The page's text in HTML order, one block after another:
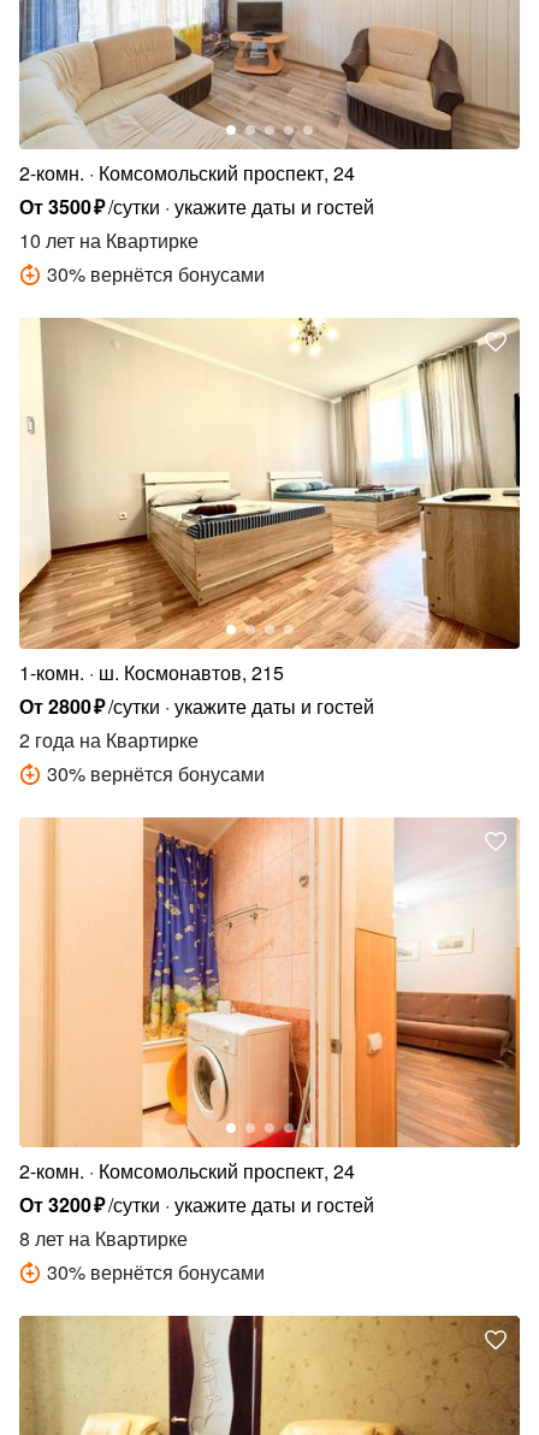
2-комн.
Комсомольский проспект, 24
От3500₽/сутки укажите даты и гостей
10 лет на Квартирке
30% вернётся бонусами
1-комн.
ш. Космонавтов, 215
От2800₽/сутки укажите даты и гостей
2 года на Квартирке
30% вернётся бонусами
2-комн.
Комсомольский проспект, 24
От3200₽/сутки укажите даты и гостей
8 лет на Квартирке
30% вернётся бонусами